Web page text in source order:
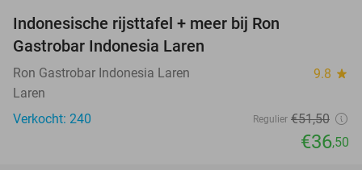
Indonesische rijsttafel + meer bij Ron
Gastrobar Indonesia Laren
Ron Gastrobar Indonesia Laren 9.8 star
Laren
Verkocht: 240
Regulier €51,50
€36,50